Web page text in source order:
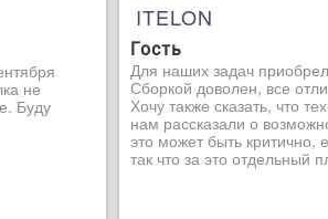
не
Буду
ITELON
Гость
Для наших задач
Сборкой доволен, все
Хочу также сказать, что
нам рассказали о
это может быть
так что за это отдельный